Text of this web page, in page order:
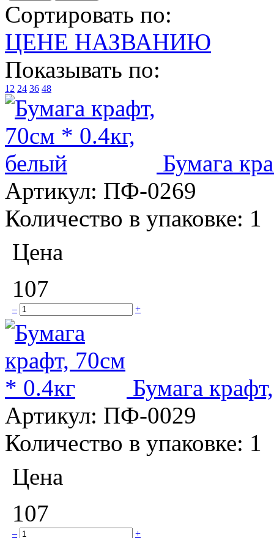
Сортировать по:
ЦЕНЕ НАЗВАНИЮ
Показывать по:
12 24 36 48
Бумага
Артикул: ПФ-0269
Количество в упаковке: 1
Цена
107
– +
Бумага
Артикул: ПФ-0029
Количество в упаковке: 1
Цена
107
– +